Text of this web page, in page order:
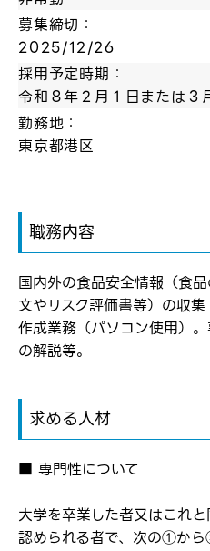
弊社ホームページの求
応募した方へ
弊社ホームページの求
応募し、転職を決めた
ログイン
お気に入り登録にはログイン
メールアドレス
募集締切：
2025/12/26
採用予定時期：
令和８年２月１日または３
勤務地：
東京都港区
職務内容
国内外の食品安全情報（食
文やリスク評価書等）の収
作成業務（パソコン使用）
の解説等。
求める人材
■ 専門性について
大学を卒業した者又はこれ
認められる者で、次の①から